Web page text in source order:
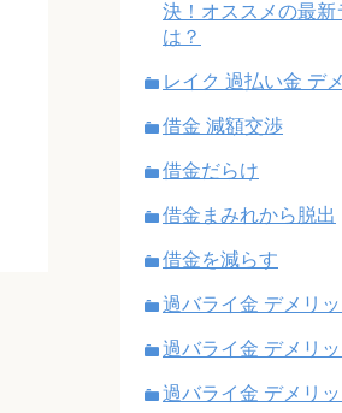
決！オススメの最新
は？
レイク 過払い金 デ
借金 減額交渉
借金だらけ
借金まみれから脱出
借金を減らす
過バライ金 デメリッ
過バライ金 デメリ
過バライ金 デメリ